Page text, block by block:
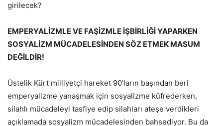
girilecek?
EMPERYALİZMLE VE FAŞİZMLE İŞBİRLİĞİ YAPARKEN
SOSYALİZM MÜCADELESİNDEN SÖZ ETMEK MASUM
DEĞİLDİR!
Üstelik Kürt milliyetçi hareket 90’ların başından beri
emperyalizme yanaşmak için sosyalizme küfrederken,
silahlı mücadeleyi tasfiye edip silahları ateşe verdikleri
açıklamada sosyalizm mücadelesinden bahsediyor. Bu da